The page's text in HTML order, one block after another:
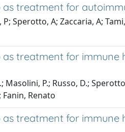
treatment for
Sperotto, A; Zaccaria, A;
treatment for immune
Masolini, P.; Russo, D.;
Renato
treatment for immune